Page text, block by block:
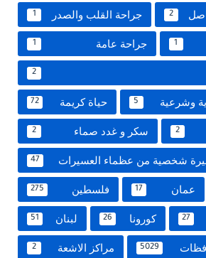
2 جراحة القلب والصدر 1
1 جراحة عامة 1
2
وشرعية 5 حياة كريمة 72
2 سكر و غدد صماء 2
شخصية من عظماء العسيرات 47
عمان 17 فلسطين 275
27 كورونا 26 لبنان 51
5029 مراكز الاشعة 2